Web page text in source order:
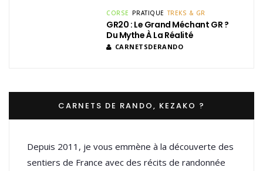
CORSE PRATIQUE TREKS & GR
GR20 : Le Grand Méchant GR ?
Du Mythe À La Réalité
CARNETSDERANDO
CARNETS DE RANDO, KEZAKO ?
Depuis 2011, je vous emmène à la découverte des
sentiers de France avec des récits de randonnée